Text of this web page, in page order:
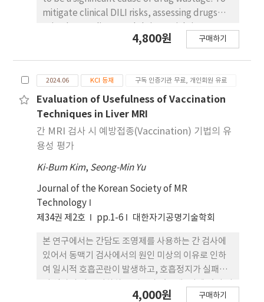
검사 시간에서는 딥러닝 호흡동조화기법과 비교하여
약 51%, 40% 감소하였다. 따라서 간 진단에 있어 딥
러닝 자유호흡기법에서 b-value 별 적절한 여기횟수
용한 검사가 될 것으로 사료된다.
mitigate clinical DILI risks, assessing drugs
animal studies may fall short due to species-
pertinent. In the present study, cells from a
human liver cancer line (HepG2 and HepaRG)
were cultured in both formats of 2D and 3D
spheroids to explore their responses to
drugs. Liver-specific marker expressions
also examined to assess disparities in DILI
marker expressions. After treating each cell
with the drugs, cytotoxicity and liver injury
markers aspartate aminotransferase and
alanine aminotransferase were increased. In
addition, liver specific markers albumin and
urea decreased in a drug concentration-
dependent manner. These findings were
consistent with drug sensitivity. Additionally,
mRNA expression levels of cytochrome P450
4,800원 구매하기
2024.06 KCI 등재 구독 인증기관 무료, 개인회원 유료
Evaluation of Usefulness of Vaccination
Techniques in Liver MRI
간 MRI 검사 시 예방접종(Vaccination) 기법의 유
용성 평가
Ki-Bum Kim, Seong-Min Yu
Journal of the Korean Society of MR
Technology
제34권 제2호
pp.1-6 대한자기공명기술학회
본 연구에서는 간담도 조영제를 사용하는 간 검사에
있어서 동맥기 검사에서의 원인 미상의 이유로 인하
여 일시적 호흡곤란이 발생하고, 호흡정지가 실패하
존의 고안된 여러 방법이 아닌 백신 기법을 사용하여
4,000원 구매하기